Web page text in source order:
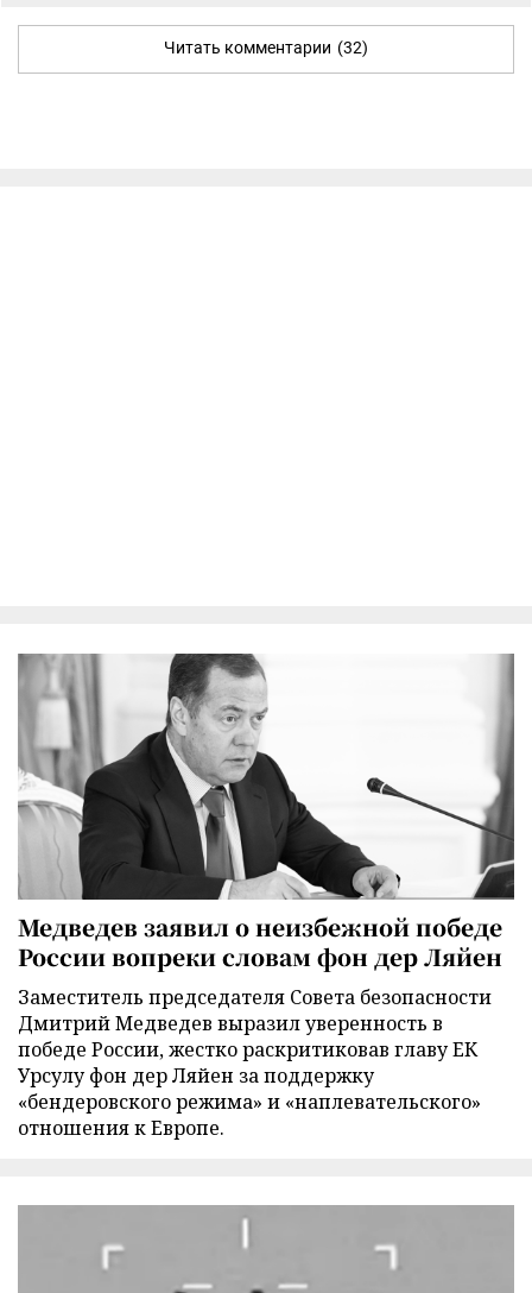
Читать комментарии (32)
Медведев заявил о неизбежной победе
России вопреки словам фон дер Ляйен
Заместитель председателя Совета безопасности
Дмитрий Медведев выразил уверенность в
победе России, жестко раскритиковав главу ЕК
Урсулу фон дер Ляйен за поддержку
«бендеровского режима» и «наплевательского»
отношения к Европе.